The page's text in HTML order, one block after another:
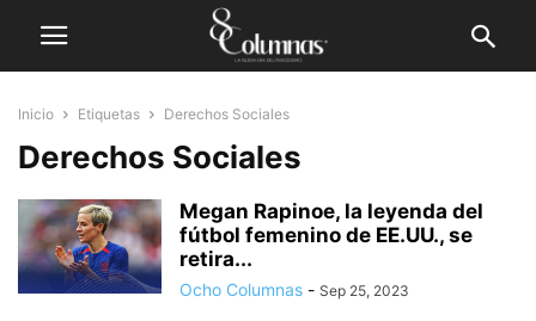
Inicio Etiquetas Derechos Sociales
Derechos Sociales
Megan Rapinoe, la leyenda del
fútbol femenino de EE.UU., se
retira...
Ocho Columnas - Sep 25, 2023